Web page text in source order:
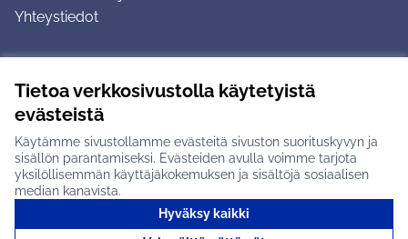
Tietoa verkkosivustolla käytetyistä
evästeistä
Käytämme sivustollamme evästeitä sivuston suorituskyvyn ja
sisällön parantamiseksi. Evästeiden avulla voimme tarjota
yksilöllisemmän käyttäjäkokemuksen ja sisältöjä sosiaalisen
median kanavista.
Hyväksy kaikki
Yhteystiedot
Ohjeet kirjautumiseen
Ohjeet kommentin jättämiseen
Tuusulan osallistumisalusta X-palvelussa